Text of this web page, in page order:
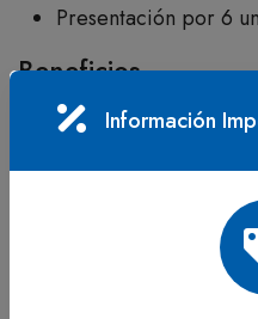
Presentación por 6
Beneficios
Permite manejar
Facilita la
Buena resistencia
Versátil para
Información